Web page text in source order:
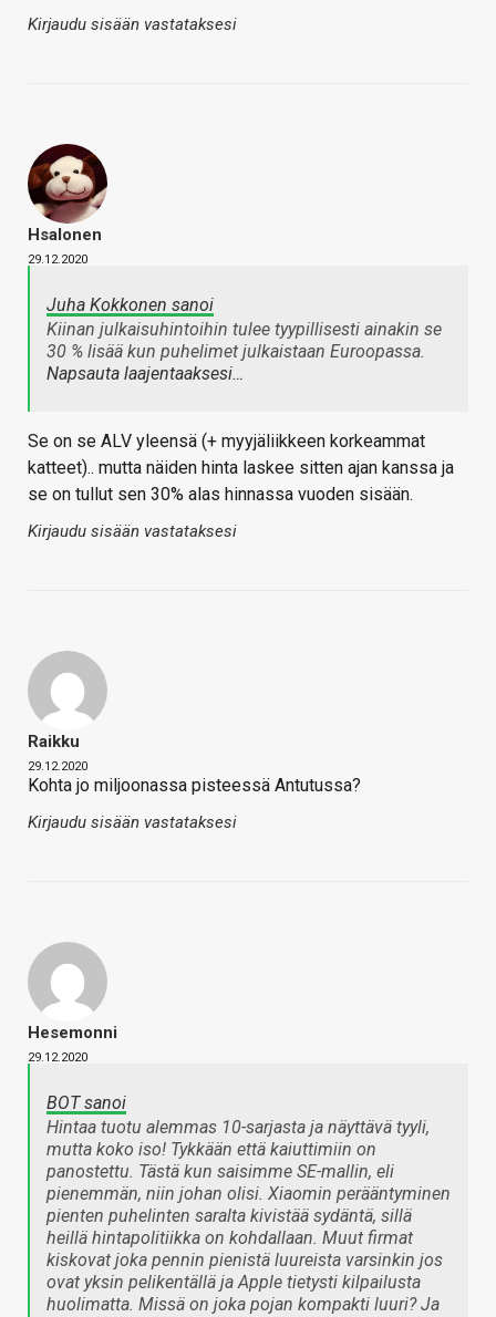
Kirjaudu sisään vastataksesi
Hsalonen
29.12.2020
Juha Kokkonen sanoi
Kiinan julkaisuhintoihin tulee tyypillisesti ainakin se
30 % lisää kun puhelimet julkaistaan Euroopassa.
Napsauta laajentaaksesi…
Se on se ALV yleensä (+ myyjäliikkeen korkeammat
katteet).. mutta näiden hinta laskee sitten ajan kanssa ja
se on tullut sen 30% alas hinnassa vuoden sisään.
Kirjaudu sisään vastataksesi
Raikku
29.12.2020
Kohta jo miljoonassa pisteessä Antutussa?
Kirjaudu sisään vastataksesi
Hesemonni
29.12.2020
BOT sanoi
Hintaa tuotu alemmas 10-sarjasta ja näyttävä tyyli,
mutta koko iso! Tykkään että kaiuttimiin on
panostettu. Tästä kun saisimme SE-mallin, eli
pienemmän, niin johan olisi. Xiaomin perääntyminen
pienten puhelinten saralta kivistää sydäntä, sillä
heillä hintapolitiikka on kohdallaan. Muut firmat
kiskovat joka pennin pienistä luureista varsinkin jos
ovat yksin pelikentällä ja Apple tietysti kilpailusta
huolimatta. Missä on joka pojan kompakti luuri? Ja